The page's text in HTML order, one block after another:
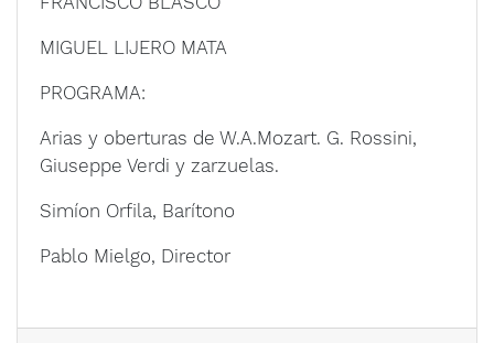
MIGUEL LIJERO MATA
PROGRAMA:
Arias y oberturas de W.A.Mozart. G. Rossini,
Giuseppe Verdi y zarzuelas.
Simíon Orfila, Barítono
Pablo Mielgo, Director